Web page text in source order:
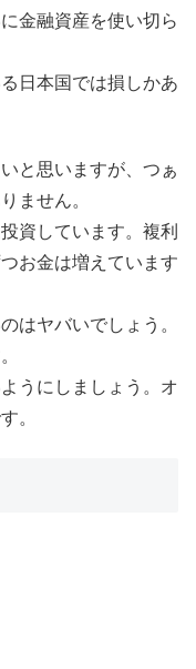
金融資産を使い切ら
日本国では損しかあ
と思いますが、つぁ
ません。
資しています。複利
お金は増えています
はヤバいでしょう。
うにしましょう。オ
。